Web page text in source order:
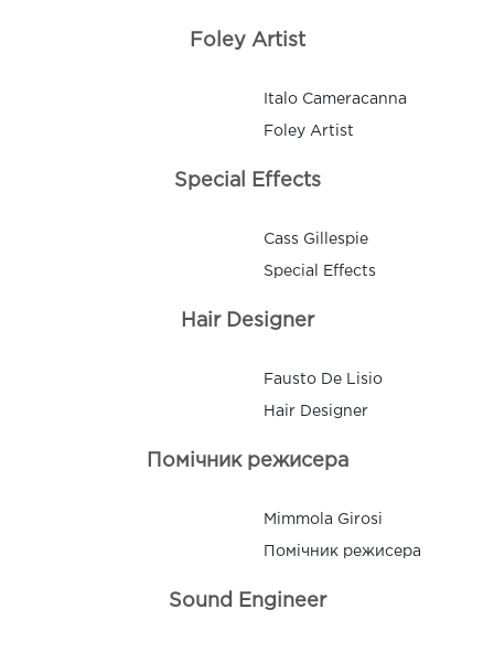
Foley Artist
Italo Cameracanna
Foley Artist
Special Effects
Cass Gillespie
Special Effects
Hair Designer
Fausto De Lisio
Hair Designer
Помічник режисера
Mimmola Girosi
Помічник режисера
Sound Engineer